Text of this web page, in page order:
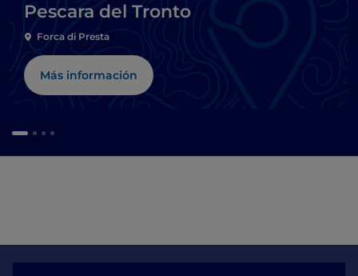
Pescara del Tronto
Forca di Presta
Más información